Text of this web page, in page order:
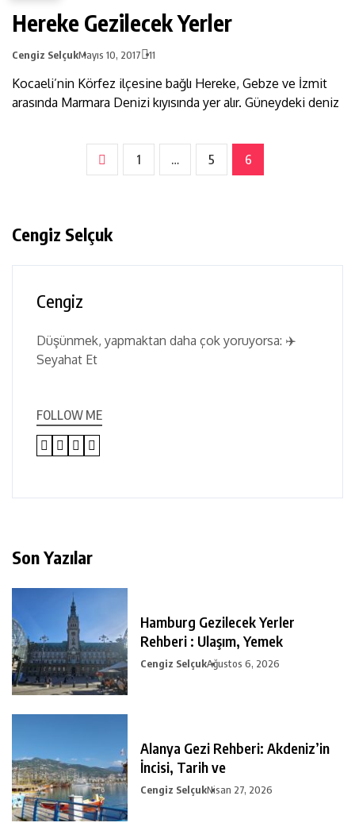
Hereke Gezilecek Yerler
Cengiz SelçukMayıs 10, 2017 11
Kocaeli’nin Körfez ilçesine bağlı Hereke, Gebze ve İzmit
arasında Marmara Denizi kıyısında yer alır. Güneydeki deniz
1 … 5 6
Cengiz Selçuk
Cengiz
Düşünmek, yapmaktan daha çok yoruyorsa: ✈️
Seyahat Et
FOLLOW ME
Son Yazılar
Hamburg Gezilecek Yerler
Rehberi : Ulaşım, Yemek
Cengiz SelçukAğustos 6, 2026
Alanya Gezi Rehberi: Akdeniz’in
İncisi, Tarih ve
Cengiz SelçukNisan 27, 2026